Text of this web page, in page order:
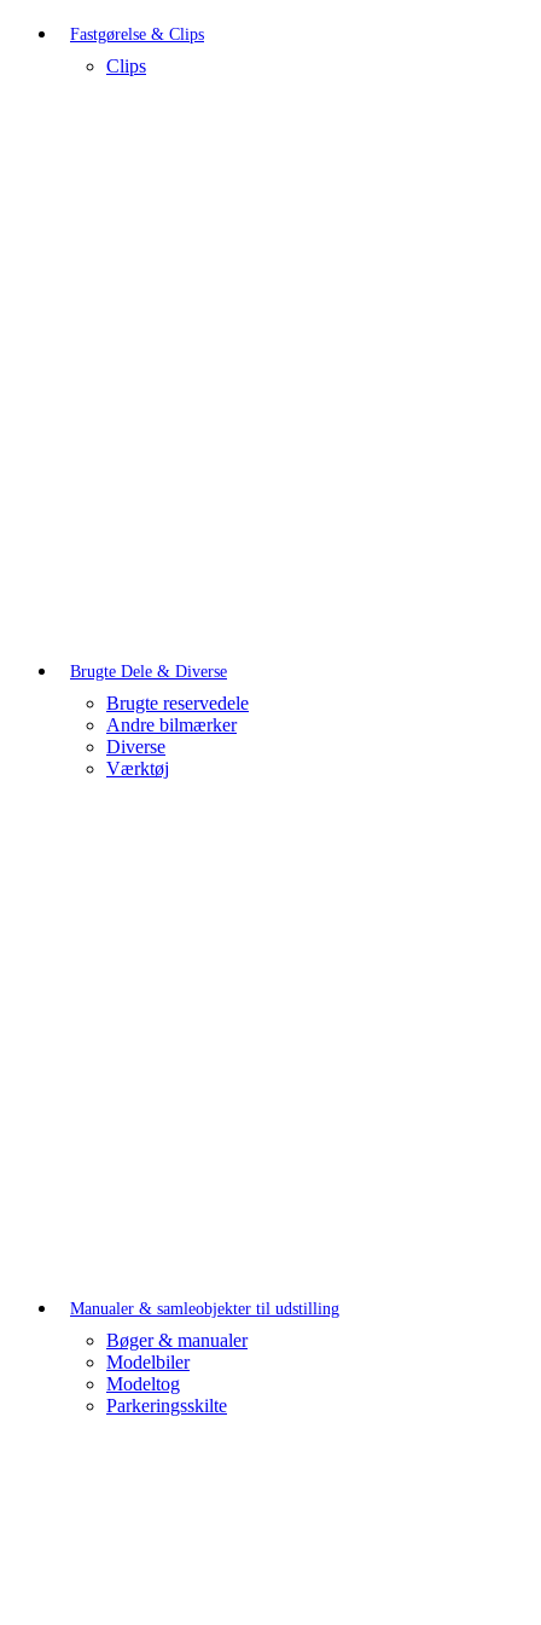
Fastgørelse & Clips
Clips
Brugte Dele & Diverse
Brugte reservedele
Andre bilmærker
Diverse
Værktøj
Manualer & samleobjekter til udstilling
Bøger & manualer
Modelbiler
Modeltog
Parkeringsskilte